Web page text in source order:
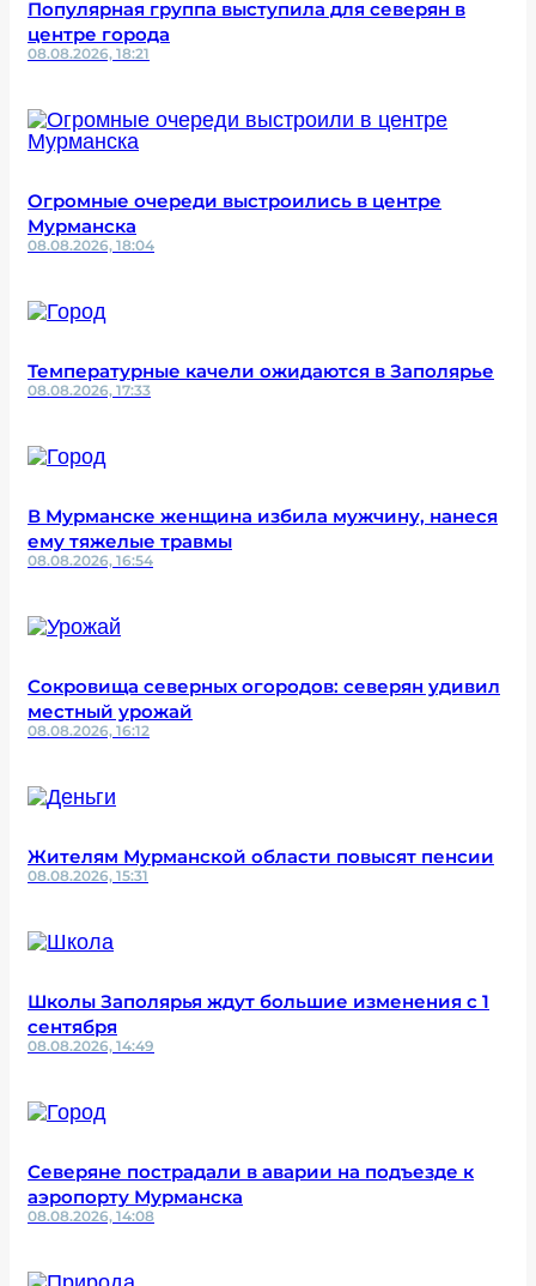
Популярная группа выступила для северян в
центре города
08.08.2026, 18:21
Огромные очереди выстроились в центре
Мурманска
08.08.2026, 18:04
Температурные качели ожидаются в Заполярье
08.08.2026, 17:33
В Мурманске женщина избила мужчину, нанеся
ему тяжелые травмы
08.08.2026, 16:54
Сокровища северных огородов: северян удивил
местный урожай
08.08.2026, 16:12
Жителям Мурманской области повысят пенсии
08.08.2026, 15:31
Школы Заполярья ждут большие изменения с 1
сентября
08.08.2026, 14:49
Северяне пострадали в аварии на подъезде к
аэропорту Мурманска
08.08.2026, 14:08